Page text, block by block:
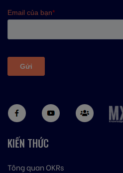
KIẾN THỨC
Tông quan OKRs